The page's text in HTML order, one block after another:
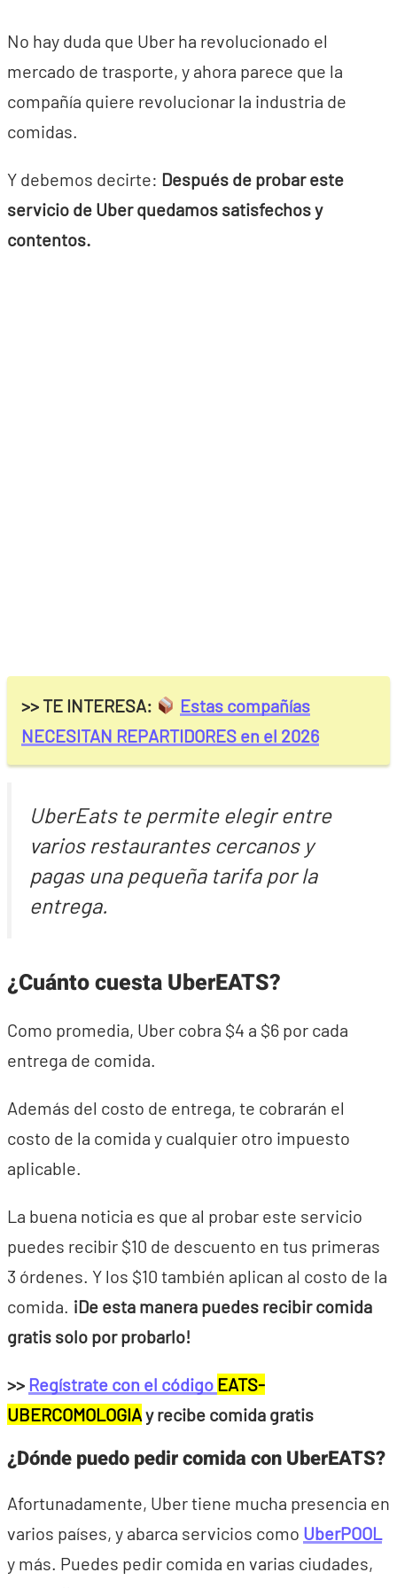
No hay duda que Uber ha revolucionado el
mercado de trasporte, y ahora parece que la
compañía quiere revolucionar la industria de
comidas.
Y debemos decirte: Después de probar este
servicio de Uber quedamos satisfechos y
contentos.
>> TE INTERESA:
Estas compañías
NECESITAN REPARTIDORES en el 2026
UberEats te permite elegir entre
varios restaurantes cercanos y
pagas una pequeña tarifa por la
entrega.
¿Cuánto cuesta UberEATS?
Como promedia, Uber cobra $4 a $6 por cada
entrega de comida.
Además del costo de entrega, te cobrarán el
costo de la comida y cualquier otro impuesto
aplicable.
La buena noticia es que al probar este servicio
puedes recibir $10 de descuento en tus primeras
3 órdenes. Y los $10 también aplican al costo de la
comida. ¡De esta manera puedes recibir comida
gratis solo por probarlo!
>> Regístrate con el código EATS-
UBERCOMOLOGIAy recibe comida gratis
¿Dónde puedo pedir comida con UberEATS?
Afortunadamente, Uber tiene mucha presencia en
varios países, y abarca servicios como UberPOOL
y más. Puedes pedir comida en varias ciudades,